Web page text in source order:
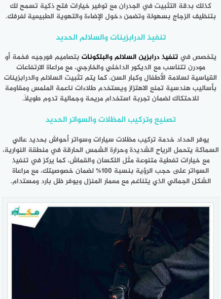
كذلك بدقة التثبيت في الجدران مع توفير خيارات فتح ذكية تسمح لك
بتنظيف الزجاج بسهولة وتضمن دخول الإضاءة والتهوية الطبيعية لغرفك.
تنفيذ الدرابزينات والسلالم الحديد
يتخصص فيتنفيذ درابزين السلالم والبلكونات بتصاميم فورجيه فخمة أو
مودرن تتناسب مع الديكور الداخلي والخارجي، مع مراعاة الارتفاعات
القياسية لسلامة الأطفال وكبار السن، كما يتم تثبيت السلالم والدرابزينات
بأساليب هندسية تمنع الاهتزاز ويستخدم طلاءات ناعمة الملمس ومقاومة
للاحتكاك لضمان تجربة استخدام مريحة وجمالية تدوم طويلاً.
تصنيع وتركيب المظلات والسواتر الحديد
يوفر الحداد خدمة تركيب مظلات سيارات وسواتر أحواش بحديد عالي
السماكة يتحمل الرياح الشديدة وحرارة الشمس الحارقة في منطقة النوارية،
مع خيارات تغطية متنوعة مثل اللكسان والقماش، كما يركز في تنفيذ
السواتر على حجب الرؤية بنسبة 100% لضمان خصوصيتك، مع مراعاة
الشكل الجمالي الذي يتناغم مع معمار المنزل ويوفر ظل بارد ومستدام.